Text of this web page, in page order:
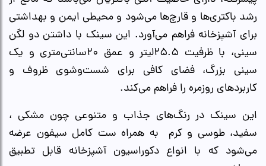
رشد باکتری‌ها و قارچ‌ها می‌شود و محیطی ایمن و بهداشتی
برای آشپزخانه فراهم می‌آورد. این سینک با داشتن دو لگن
سینی، با ظرفیت ۲۵.۵لیتر و عمق ۲۰سانتی‌متری و یک
سینی بزرگ، فضای کافی برای شست‌وشوی ظروف و
کاربردهای روزمره را فراهم می‌کند.
این سینک در رنگ‌های جذاب و متنوعی چون مشکی ،
سفید، طوسی و کرم به همراه ست کامل سیفون عرضه
می‌شود که با انواع دکوراسیون آشپزخانه قابل تطبیق